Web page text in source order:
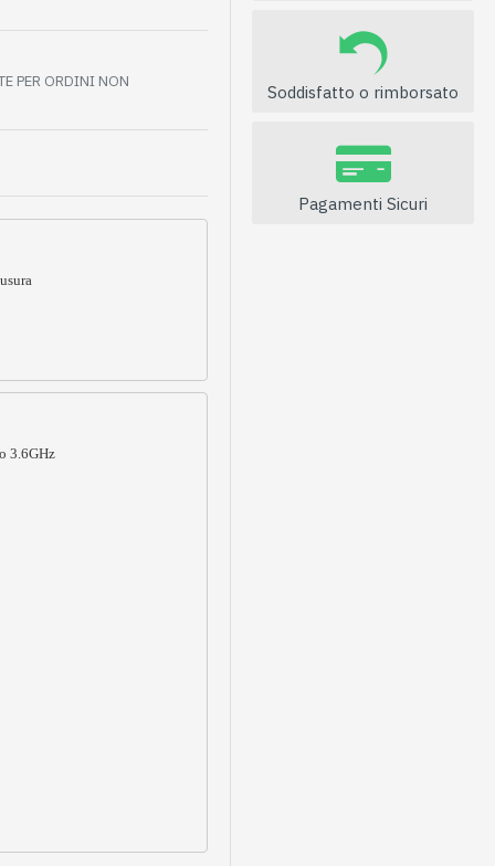
3.6GHz
PER ORDINI NON
Soddisfatto o rimborsato
Pagamenti Sicuri